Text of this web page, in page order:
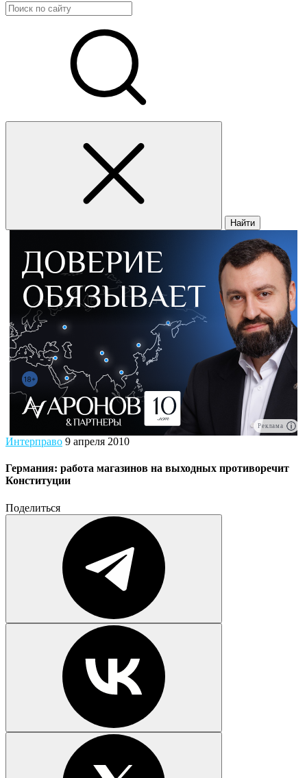
Найти
Реклама
Интерправо 9 апреля 2010
Германия: работа магазинов на выходных противоречит
Конституции
Поделиться